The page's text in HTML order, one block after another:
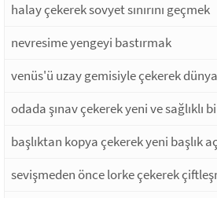
halay çekerek sovyet sınırını geçmek
nevresime yengeyi bastırmak
venüs'ü uzay gemisiyle çekerek
odada şınav çekerek yeni ve sağlıklı
başlıktan kopya çekerek yeni başlık
sevişmeden önce lorke çekerek